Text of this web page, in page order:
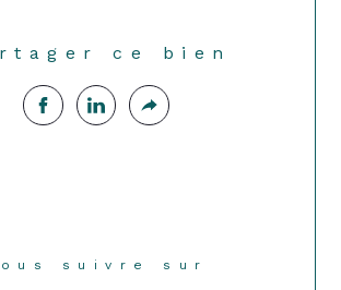
ce bien
Nous suivre sur